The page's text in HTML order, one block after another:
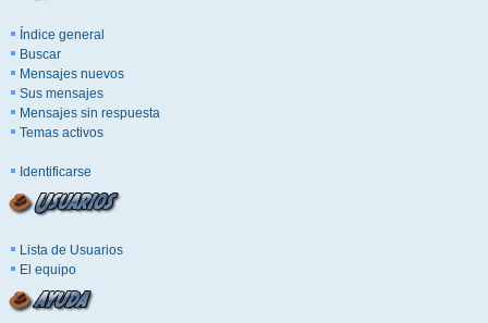
Índice general
Buscar
Mensajes nuevos
Sus mensajes
Mensajes sin respuesta
Temas activos
Identificarse
Lista de Usuarios
El equipo